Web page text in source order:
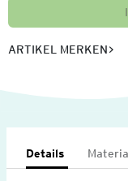
ARTIKEL MERKEN
Details